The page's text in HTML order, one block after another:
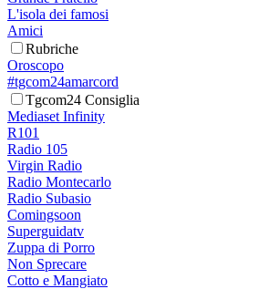
L'isola dei famosi
Amici
Rubriche
Oroscopo
#tgcom24amarcord
Tgcom24 Consiglia
Mediaset Infinity
R101
Radio 105
Virgin Radio
Radio Montecarlo
Radio Subasio
Comingsoon
Superguidatv
Zuppa di Porro
Non Sprecare
Cotto e Mangiato